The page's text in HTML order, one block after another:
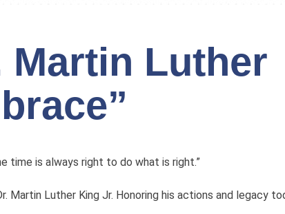
Martin Luther
time is always right to do what is right.”
Martin Luther King Jr. Honoring his actions and legacy